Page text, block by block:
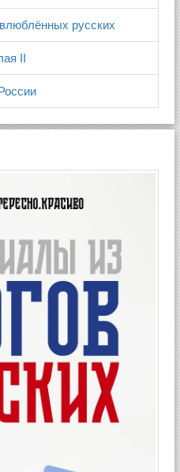
русских
II